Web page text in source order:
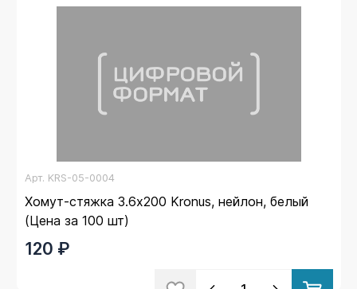
Арт. KRS-05-0004
Хомут-стяжка 3.6х200 Kronus, нейлон, белый
(Цена за 100 шт)
120 ₽